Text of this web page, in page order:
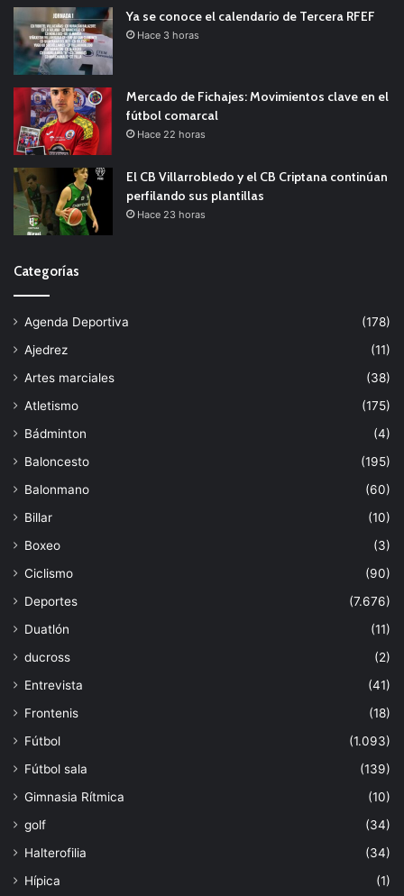
Ya se conoce el calendario de Tercera RFEF
Hace 3 horas
Mercado de Fichajes: Movimientos clave en el
fútbol comarcal
Hace 22 horas
El CB Villarrobledo y el CB Criptana continúan
perfilando sus plantillas
Hace 23 horas
Categorías
Agenda Deportiva
(178)
Ajedrez
(11)
Artes marciales
(38)
Atletismo
(175)
Bádminton
(4)
Baloncesto
(195)
Balonmano
(60)
Billar
(10)
Boxeo
(3)
Ciclismo
(90)
Deportes
(7.676)
Duatlón
(11)
ducross
(2)
Entrevista
(41)
Frontenis
(18)
Fútbol
(1.093)
Fútbol sala
(139)
Gimnasia Rítmica
(10)
golf
(34)
Halterofilia
(34)
Hípica
(1)